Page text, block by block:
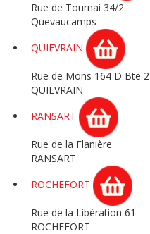
Rue de Tournai 34/2
Quevaucamps
QUIEVRAIN
Rue de Mons 164 D Bte 2
QUIEVRAIN
RANSART
Rue de la Flanière
RANSART
ROCHEFORT
Rue de la Libération 61
ROCHEFORT